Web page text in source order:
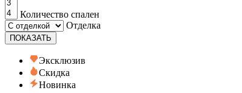
Количество спален
Отделка
ПОКАЗАТЬ
Эксклюзив
Скидка
Новинка